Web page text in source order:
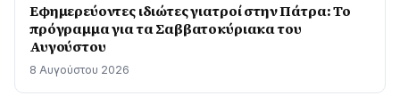
Εφημερεύοντες ιδιώτες γιατροί στην Πάτρα: Το
πρόγραμμα για τα Σαββατοκύριακα του
Αυγούστου
8 Αυγούστου 2026